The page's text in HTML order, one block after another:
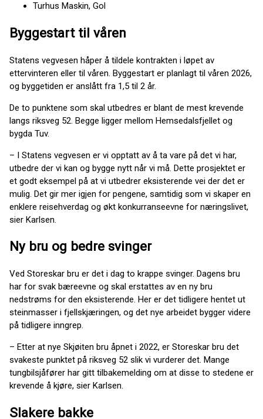
Turhus Maskin, Gol
Byggestart til våren
Statens vegvesen håper å tildele kontrakten i løpet av
ettervinteren eller til våren. Byggestart er planlagt til våren 2026,
og byggetiden er anslått fra 1,5 til 2 år.
De to punktene som skal utbedres er blant de mest krevende
langs riksveg 52. Begge ligger mellom Hemsedalsfjellet og
bygda Tuv.
– I Statens vegvesen er vi opptatt av å ta vare på det vi har,
utbedre der vi kan og bygge nytt når vi må. Dette prosjektet er
et godt eksempel på at vi utbedrer eksisterende vei der det er
mulig. Det gir mer igjen for pengene, samtidig som vi skaper en
enklere reisehverdag og økt konkurranseevne for næringslivet,
sier Karlsen.
Ny bru og bedre svinger
Ved Storeskar bru er det i dag to krappe svinger. Dagens bru
har for svak bæreevne og skal erstattes av en ny bru
nedstrøms for den eksisterende. Her er det tidligere hentet ut
steinmasser i fjellskjæringen, og det nye arbeidet bygger videre
på tidligere inngrep.
– Etter at nye Skjøiten bru åpnet i 2022, er Storeskar bru det
svakeste punktet på riksveg 52 slik vi vurderer det. Mange
tungbilsjåfører har gitt tilbakemelding om at disse to stedene er
krevende å kjøre, sier Karlsen.
Slakere bakke